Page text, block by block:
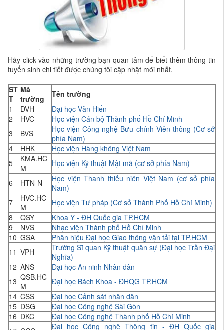
Hãy click vào những trường bạn quan tâm để biết thêm thông tin
tuyển sinh chi tiết được chúng tôi cập nhật mới nhất.
ST
T
Mã
trường
Tên trường
1
DVH
Đại học Văn Hiến
2
HVC
Học viện Cán bộ Thành phố Hồ Chí Minh
3
BVS
Học viện Công nghệ Bưu chính Viễn thông (Cơ sở
phía Nam)
4
HHK
Học viện Hàng không Việt Nam
5
KMA.HC
M
Học viện Kỹ thuật Mật mã (cơ sở phía Nam)
6
HTN-N
Học viện Thanh thiếu niên Việt Nam (cơ sở phía
Nam)
7
HVC.HC
M
Học viện Tư pháp (Cơ sở Thành Phố Hồ Chí Minh)
8
QSY
Khoa Y - ĐH Quốc gia TP.HCM
9
NVS
Nhạc viện Thành phố Hồ Chí Minh
10 GSA
Phân hiệu Đại học Giao thông vận tải tại TP.HCM
11 VPH
Trường Sĩ quan Kỹ thuật quân sự (Đại học Trần Đại
Nghĩa)
12 ANS
Đại học An ninh Nhân dân
13 QSB.HC
M
Đại học Bách Khoa - ĐHQG TP.HCM
14 CSS
Đại học Cảnh sát nhân dân
15 DSG
Đại học Công nghệ Sài Gòn
16 DKC
Đại học Công nghệ Thành phố Hồ Chí Minh
Đại học Công nghệ Thông tin - ĐH Quốc gia